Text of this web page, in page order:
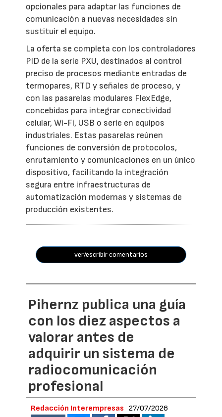
opcionales para adaptar las funciones de
comunicación a nuevas necesidades sin
sustituir el equipo.
La oferta se completa con los controladores
PID de la serie PXU, destinados al control
preciso de procesos mediante entradas de
termopares, RTD y señales de proceso, y
con las pasarelas modulares FlexEdge,
concebidas para integrar conectividad
celular, Wi-Fi, USB o serie en equipos
industriales. Estas pasarelas reúnen
funciones de conversión de protocolos,
enrutamiento y comunicaciones en un único
dispositivo, facilitando la integración
segura entre infraestructuras de
automatización modernas y sistemas de
producción existentes.
ver/escribir comentarios
Pihernz publica una guía
con los diez aspectos a
valorar antes de
adquirir un sistema de
radiocomunicación
profesional
Redacción Interempresas 27/07/2026